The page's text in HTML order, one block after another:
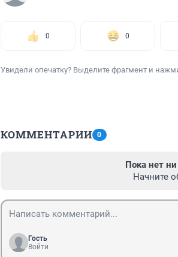
0 0
Увидели опечатку? Выделите фрагмент и
КОММЕНТАРИИ 0
Пока нет
Начните
Гость
Войти